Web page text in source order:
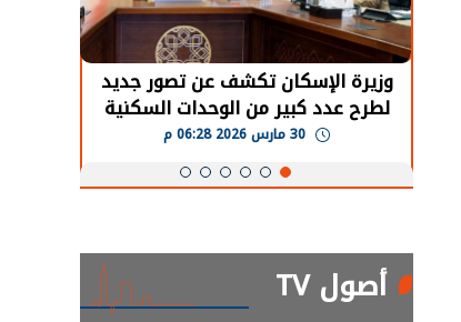
وزيرة الإسكان تكشف عن تصور جديد
لطرح عدد كبير من الوحدات السكنية
بنظام الإيجار
أصول TV